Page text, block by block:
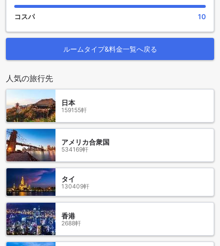
あり、本を読んだり、友人とのんびりおしゃべりしたりする
のに最適な場所です。また、庭園では定期的にBBQパーティ
ごすことができます。Coc ホステル&ゲストハウスのエンター
テイメント施設で、忘れられない滞在をお楽しみください。
スポーツ施設満載！Coc ホステル&ゲストハウスで楽しいスポ
ーツ体験を
り、お客様に楽しいスポーツ体験を提供します。まずはテー
ブルテニスで友達や他のゲストと対戦してみましょう。テー
ブルテニス台は広々としており、プレイヤーたちの熱い試合
を応援することもできます。
また、ダーツボードもご利用いただけます。ダーツを投げな
がら、リラックスした時間を過ごすことができます。独自の
投げ方や戦略を試しながら、友人や仲間との競争を楽しんで
ください。
Coc ホステル&ゲストハウスでは、スポーツ施設を通じて楽し
い時間を過ごすことができます。テーブルテニスやダーツで
友達や他のゲストと交流し、思い出に残る旅行を楽しんでく
ださい。
便利な設備が充実したCoc ホステル&ゲストハウス
コスパ 10
ルームタイプ&料金一覧へ戻る
人気の旅行先
日本
159155軒
アメリカ合衆国
534169軒
タイ
130409軒
香港
2688軒